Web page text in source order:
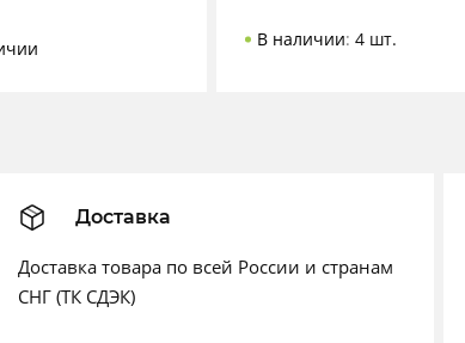
В наличии: 4 шт.
Доставка
Доставка товара по всей России и странам
СНГ (ТК СДЭК)